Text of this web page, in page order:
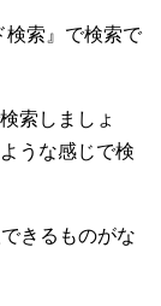
検索』で検索で
索しましょ
うな感じで検
きるものがな